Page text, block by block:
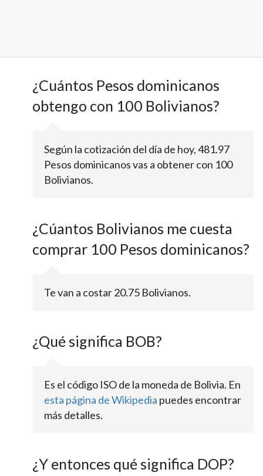
¿Cuántos Pesos dominicanos
obtengo con 100 Bolivianos?
Según la cotización del día de hoy, 481.97
Pesos dominicanos vas a obtener con 100
Bolivianos.
¿Cúantos Bolivianos me cuesta
comprar 100 Pesos dominicanos?
Te van a costar 20.75 Bolivianos.
¿Qué significa BOB?
Es el código ISO de la moneda de Bolivia. En
esta página de Wikipedia puedes encontrar
más detalles.
¿Y entonces qué significa DOP?